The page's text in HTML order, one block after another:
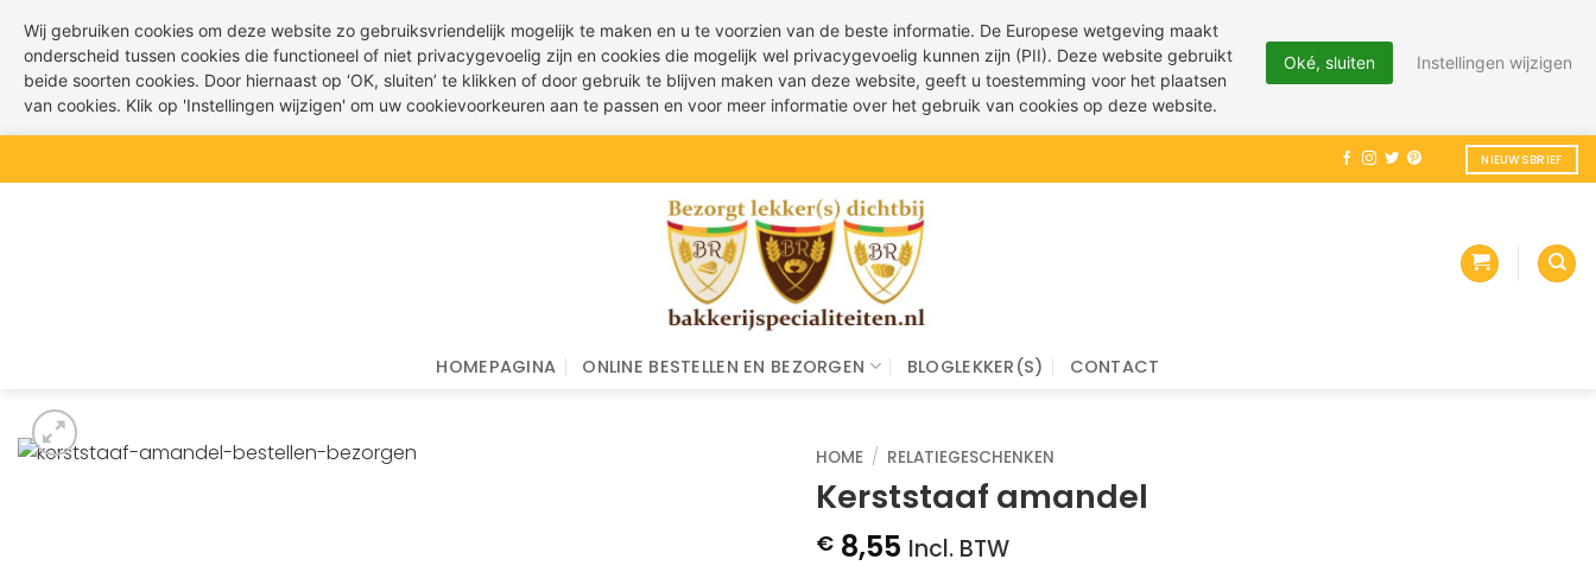
naar
NIEUWSBRIEF
HOMEPAGINA ONLINE BESTELLEN EN BEZORGEN BLOGLEKKER(S) CONTACT
HOME / RELATIEGESCHENKEN
Kerststaaf amandel
€ 8,55 Incl. BTW
Wij gebruiken cookies om deze website zo gebruiksvriendelijk mogelijk te maken en u te voorzien van de beste informatie. De Europese wetgeving maakt
onderscheid tussen cookies die functioneel of niet privacygevoelig zijn en cookies die mogelijk wel privacygevoelig kunnen zijn (PII). Deze website gebruikt
beide soorten cookies. Door hiernaast op ‘OK, sluiten’ te klikken of door gebruik te blijven maken van deze website, geeft u toestemming voor het plaatsen
van cookies. Klik op 'Instellingen wijzigen' om uw cookievoorkeuren aan te passen en voor meer informatie over het gebruik van cookies op deze website.
Oké, sluiten Instellingen wijzigen